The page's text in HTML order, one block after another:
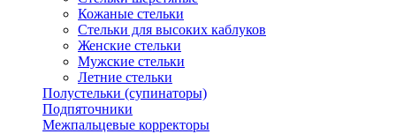
Кожаные стельки
Стельки для высоких каблуков
Женские стельки
Мужские стельки
Летние стельки
Полустельки (супинаторы)
Подпяточники
Межпальцевые корректоры